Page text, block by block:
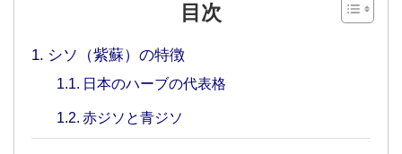
目次
シソ（紫蘇）の特徴
日本のハーブの代表格
赤ジソと青ジソ